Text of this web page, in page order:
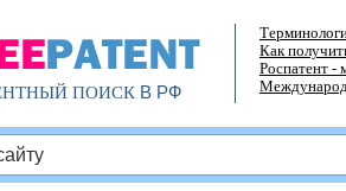
ПОИСКВ РФ
Как
Роспатент -